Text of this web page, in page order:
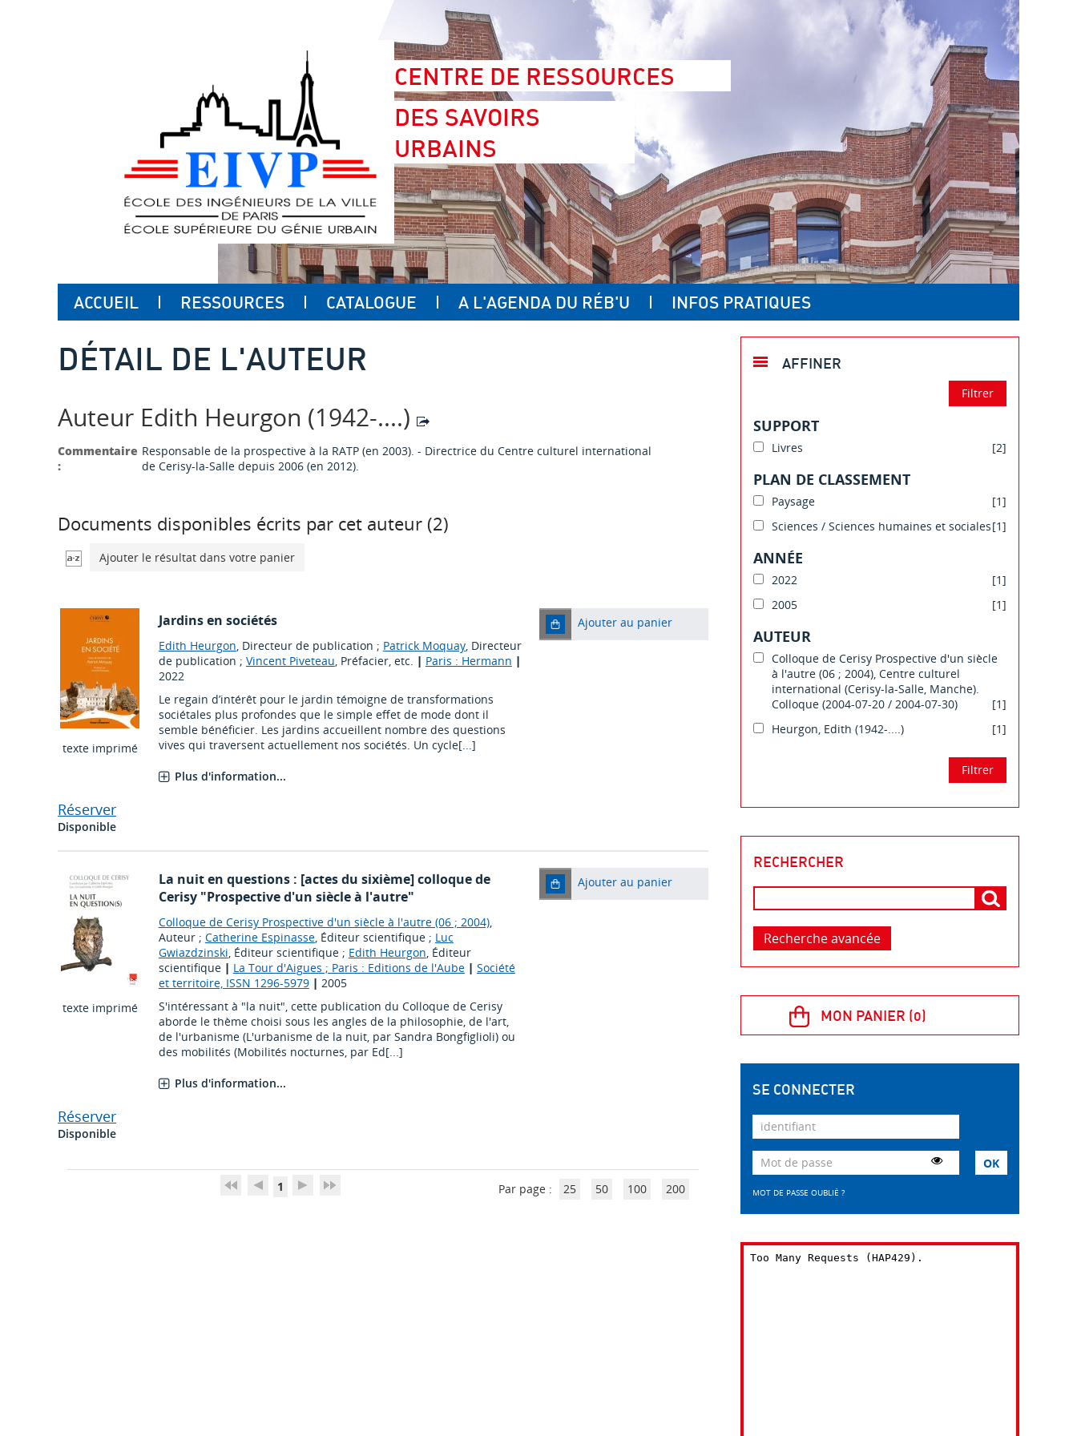
CENTRE DE RESSOURCES
DES SAVOIRS
URBAINS
ACCUEIL RESSOURCES CATALOGUE A L'AGENDA DU RÉB'U INFOS PRATIQUES
DÉTAIL DE L'AUTEUR
Auteur Edith Heurgon (1942-....)
Commentaire
:
Responsable de la prospective à la RATP (en 2003). - Directrice du Centre culturel international
de Cerisy-la-Salle depuis 2006 (en 2012).
Documents disponibles écrits par cet auteur (2)
Ajouter le résultat dans votre panier
texte imprimé
Jardins en sociétés
Edith Heurgon, Directeur de publication ; Patrick Moquay, Directeur
de publication ; Vincent Piveteau, Préfacier, etc. | Paris : Hermann |
2022
Le regain d’intérêt pour le jardin témoigne de transformations
sociétales plus profondes que le simple effet de mode dont il
semble bénéficier. Les jardins accueillent nombre des questions
vives qui traversent actuellement nos sociétés. Un cycle[...]
Plus d'information...
Ajouter au panier
Réserver
Disponible
texte imprimé
La nuit en questions : [actes du sixième] colloque de
Cerisy "Prospective d'un siècle à l'autre"
Colloque de Cerisy Prospective d'un siècle à l'autre (06 ; 2004),
Auteur ; Catherine Espinasse, Éditeur scientifique ; Luc
Gwiazdzinski, Éditeur scientifique ; Edith Heurgon, Éditeur
scientifique | La Tour d'Aigues ; Paris : Editions de l'Aube| Société
et territoire, ISSN 1296-5979| 2005
S'intéressant à "la nuit", cette publication du Colloque de Cerisy
aborde le thème choisi sous les angles de la philosophie, de l'art,
de l'urbanisme (L'urbanisme de la nuit, par Sandra Bongfiglioli) ou
des mobilités (Mobilités nocturnes, par Ed[...]
Plus d'information...
Ajouter au panier
Réserver
Disponible
1 Par page : 25 50 100 200
AFFINER
SUPPORT
Livres [2]
PLAN DE CLASSEMENT
Paysage
[1]
Sciences / Sciences humaines et sociales[1]
ANNÉE
2022
[1]
2005
[1]
AUTEUR
Colloque de Cerisy Prospective d'un siècle
à l'autre (06 ; 2004), Centre culturel
international (Cerisy-la-Salle, Manche).
Colloque (2004-07-20 / 2004-07-30)
[1]
Heurgon, Edith (1942-....)
[1]
RECHERCHER
Recherche avancée
SE CONNECTER
MOT DE PASSE OUBLIÉ ?